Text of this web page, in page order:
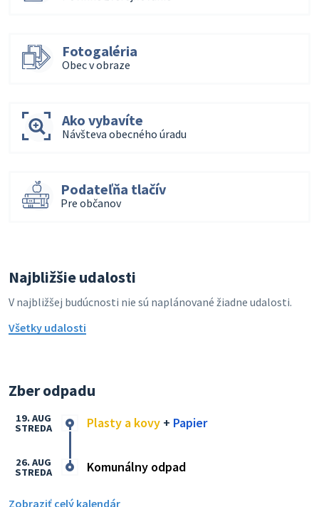
Fotogaléria
Obec v obraze
Ako vybavíte
Návšteva obecného úradu
Podateľňa tlačív
Pre občanov
Najbližšie udalosti
V najbližšej budúcnosti nie sú naplánované žiadne udalosti.
Všetky udalosti
Zber odpadu
Plasty a kovy + Papier
19. AUG
STREDA
Komunálny odpad
26. AUG
STREDA
Zobraziť celý kalendár